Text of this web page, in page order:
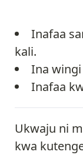
Inafaa
kali.
Ina
Inafaa
Ukwaju ni
kwa